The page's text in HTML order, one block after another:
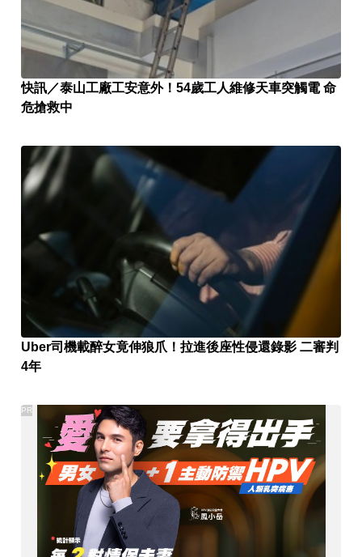
快訊／泰山工廠工安意外！54歲工人維修天車突觸電 命
危搶救中
Uber司機載醉女竟伸狼爪！拉進後座性侵還錄影 二審判
4年
PR